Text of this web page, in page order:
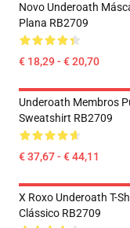
Novo Underoath
Plana RB2709
€ 18,29 - € 20,70
Underoath Membros
Sweatshirt RB2709
€ 37,67 - € 44,11
X Roxo Underoath T-
Clássico RB2709